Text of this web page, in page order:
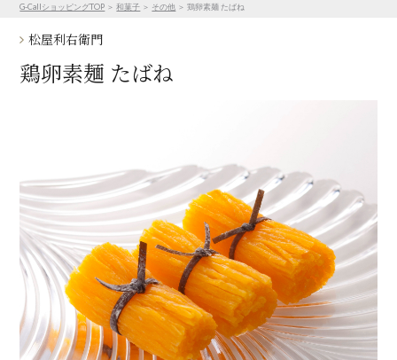
G-CallショッピングTOP ＞和菓子 ＞ その他 ＞ 鶏卵素麺 たばね
松屋利右衛門
鶏卵素麺 たばね